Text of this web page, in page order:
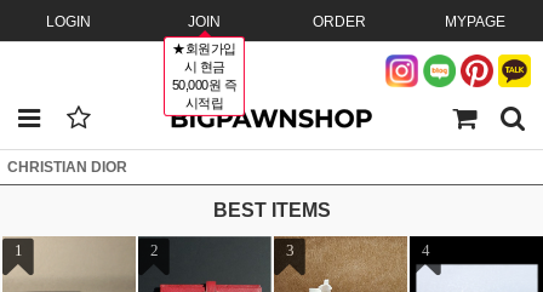
LOGIN JOIN
★회원가입
시 현금
50,000원 즉
시적립
ORDER MYPAGE
CHRISTIAN DIOR
BEST ITEMS
1 2 3 4